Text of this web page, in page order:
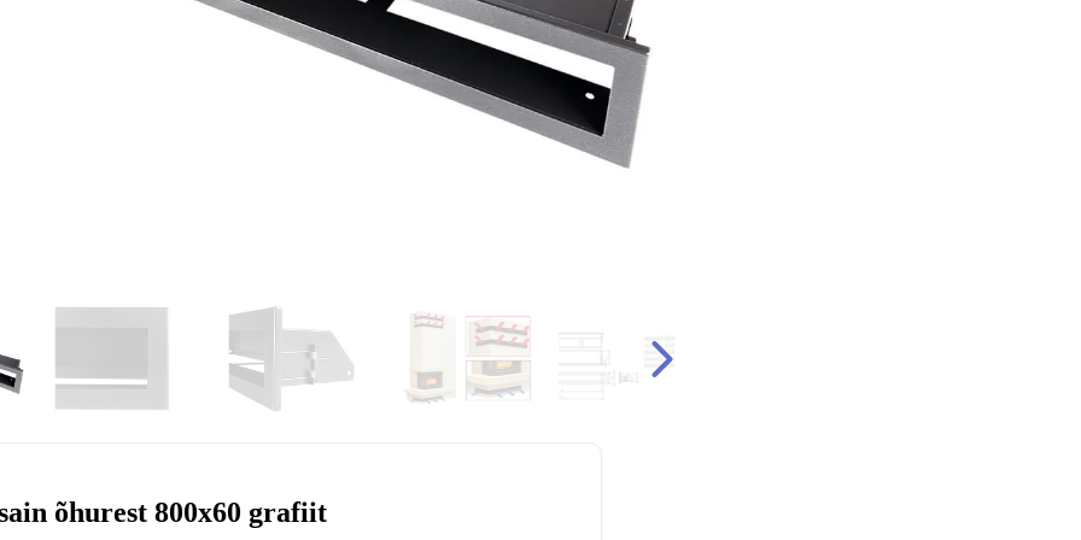
õhurest 800x60 grafiit